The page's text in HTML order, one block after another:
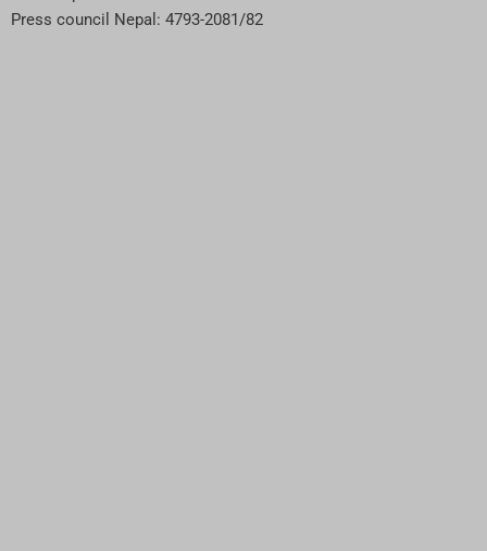
Press council Nepal: 4793-2081/82